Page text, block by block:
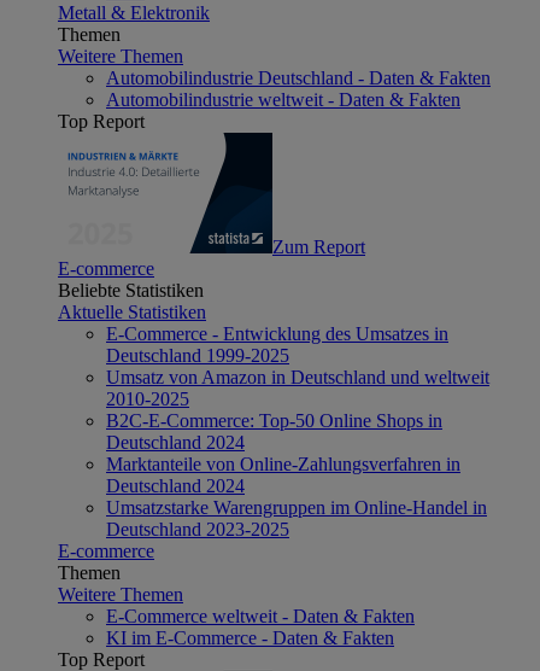
Metall & Elektronik
Themen
Weitere Themen
Automobilindustrie Deutschland - Daten & Fakten
Automobilindustrie weltweit - Daten & Fakten
Top Report
Zum Report
E-commerce
Beliebte Statistiken
Aktuelle Statistiken
E-Commerce - Entwicklung des Umsatzes in
Deutschland 1999-2025
Umsatz von Amazon in Deutschland und weltweit
2010-2025
B2C-E-Commerce: Top-50 Online Shops in
Deutschland 2024
Marktanteile von Online-Zahlungsverfahren in
Deutschland 2024
Umsatzstarke Warengruppen im Online-Handel in
Deutschland 2023-2025
E-commerce
Themen
Weitere Themen
E-Commerce weltweit - Daten & Fakten
KI im E-Commerce - Daten & Fakten
Top Report